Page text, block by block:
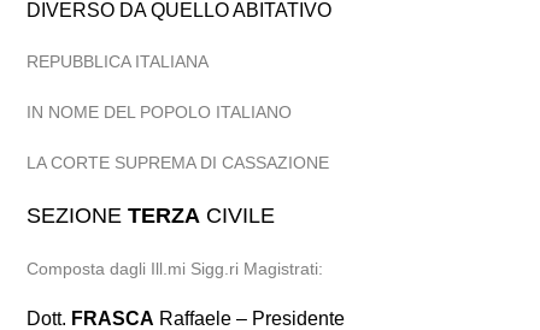
DIVERSO DA QUELLO ABITATIVO
REPUBBLICA ITALIANA
IN NOME DEL POPOLO ITALIANO
LA CORTE SUPREMA DI CASSAZIONE
SEZIONETERZA CIVILE
Composta dagli Ill.mi Sigg.ri Magistrati:
Dott. FRASCA Raffaele – Presidente